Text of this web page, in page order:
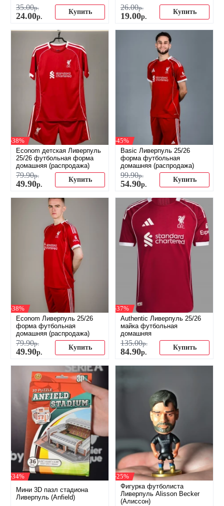
35.00р.
24.00р.
Купить
26.00р.
19.00р.
Купить
-38%
Econom детская Ливерпуль
25/26 футбольная форма
домашняя (распродажа)
79.90р.
49.90р.
Купить
-45%
Basic Ливерпуль 25/26
форма футбольная
домашняя (распродажа)
99.90р.
54.90р.
Купить
-38%
Econom Ливерпуль 25/26
форма футбольная
домашняя (распродажа)
79.90р.
49.90р.
Купить
-37%
Authentic Ливерпуль 25/26
майка футбольная
домашняя
135.00р.
84.90р.
Купить
-34%
Мини 3D пазл стадиона
Ливерпуль (Anfield)
-25%
Фигурка футболиста
Ливерпуль Alisson Becker
(Алиссон)